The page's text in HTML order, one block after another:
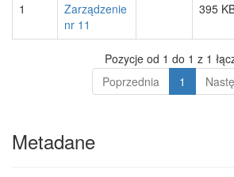
1
Zarządzenie
nr 11
395
Pozycje od 1 do 1 z 1
Poprzednia
1
Metadane